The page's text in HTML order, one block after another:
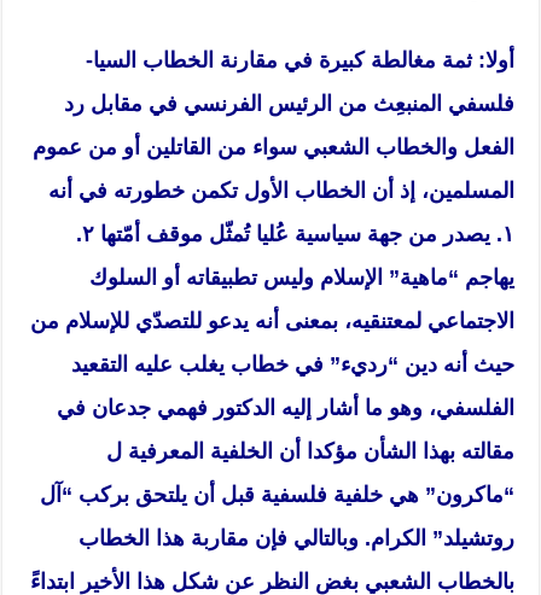
أولا: ثمة مغالطة كبيرة في مقارنة الخطاب السيا-
فلسفي المنبعِث من الرئيس الفرنسي في مقابل رد
الفعل والخطاب الشعبي سواء من القاتلين أو من عموم
المسلمين، إذ أن الخطاب الأول تكمن خطورته في أنه
١. يصدر من جهة سياسية عُليا تُمثّل موقف أمّتها ٢.
يهاجم “ماهية” الإسلام وليس تطبيقاته أو السلوك
الاجتماعي لمعتنقيه، بمعنى أنه يدعو للتصدّي للإسلام من
حيث أنه دين “رديء” في خطاب يغلب عليه التقعيد
الفلسفي، وهو ما أشار إليه الدكتور فهمي جدعان في
مقالته بهذا الشأن مؤكدا أن الخلفية المعرفية ل
“ماكرون” هي خلفية فلسفية قبل أن يلتحق بركب “آل
روتشيلد” الكرام. وبالتالي فإن مقاربة هذا الخطاب
بالخطاب الشعبي بغض النظر عن شكل هذا الأخير ابتداءً